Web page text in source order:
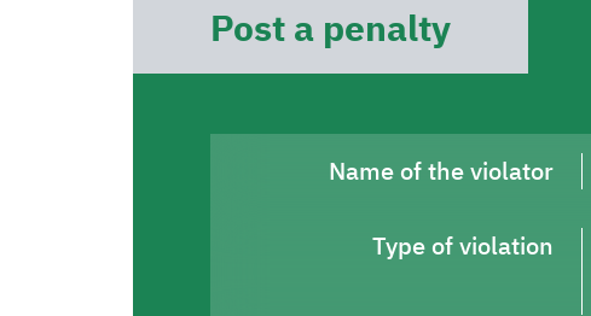
Post a penalty
Name of the violator
Type of violation